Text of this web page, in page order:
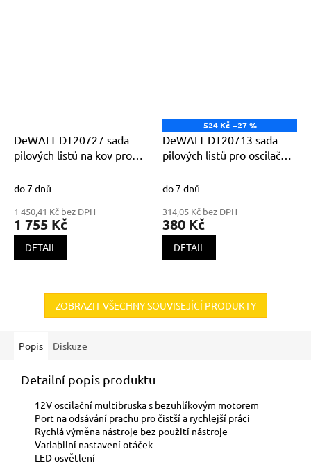
DeWALT DT20727 sada
pilových listů na kov pro
do 7 dnů
1 450,41 Kč bez DPH
1 755 Kč
DETAIL
524 Kč –27 %
DeWALT DT20713 sada
pilových listů pro oscilační
DT20704, DT20706)
do 7 dnů
314,05 Kč bez DPH
380 Kč
DETAIL
ZOBRAZIT VŠECHNY SOUVISEJÍCÍ PRODUKTY
Popis Diskuze
Detailní popis produktu
12V oscilační multibruska s bezuhlíkovým motorem
Port na odsávání prachu pro čistší a rychlejší práci
Rychlá výměna nástroje bez použití nástroje
Variabilní nastavení otáček
LED osvětlení